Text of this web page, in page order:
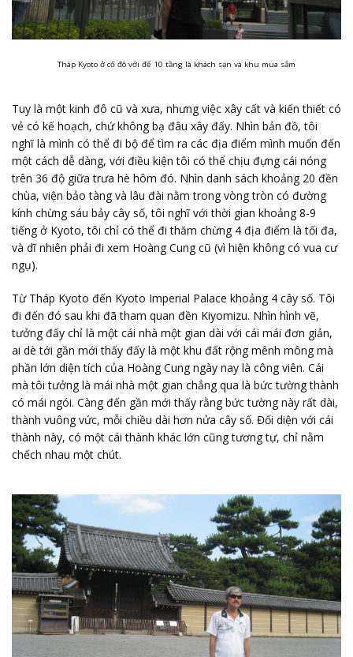
Tháp Kyoto ở cố đô với đế 10 tầng là khách sạn và khu mua sắm
Tuy là một kinh đô cũ và xưa, nhưng việc xây cất và kiến thiết có
vẻ có kế hoạch, chứ không bạ đâu xây đấy. Nhìn bản đồ, tôi
nghĩ là mình có thể đi bộ để tìm ra các địa điểm mình muốn đến
một cách dễ dàng, với điều kiện tôi có thể chịu đựng cái nóng
trên 36 độ giữa trưa hè hôm đó. Nhìn danh sách khoảng 20 đền
chùa, viện bảo tàng và lâu đài nằm trong vòng tròn có đường
kính chừng sáu bảy cây số, tôi nghĩ với thời gian khoảng 8-9
tiếng ở Kyoto, tôi chỉ có thể đi thăm chừng 4 địa điểm là tối đa,
và dĩ nhiên phải đi xem Hoàng Cung cũ (vì hiện không có vua cư
ngụ).
Từ Tháp Kyoto đến Kyoto Imperial Palace khoảng 4 cây số. Tôi
đi đến đó sau khi đã tham quan đền Kiyomizu. Nhìn hình vẽ,
tưởng đấy chỉ là một cái nhà một gian dài với cái mái đơn giản,
ai dè tới gần mới thấy đấy là một khu đất rộng mênh mông mà
phần lớn diện tích của Hoàng Cung ngày nay là công viên. Cái
mà tôi tưởng là mái nhà một gian chẳng qua là bức tường thành
có mái ngói. Càng đến gần mới thấy rằng bức tường này rất dài,
thành vuông vức, mỗi chiều dài hơn nửa cây số. Đối diện với cái
thành này, có một cái thành khác lớn cũng tương tự, chỉ nằm
chếch nhau một chút.